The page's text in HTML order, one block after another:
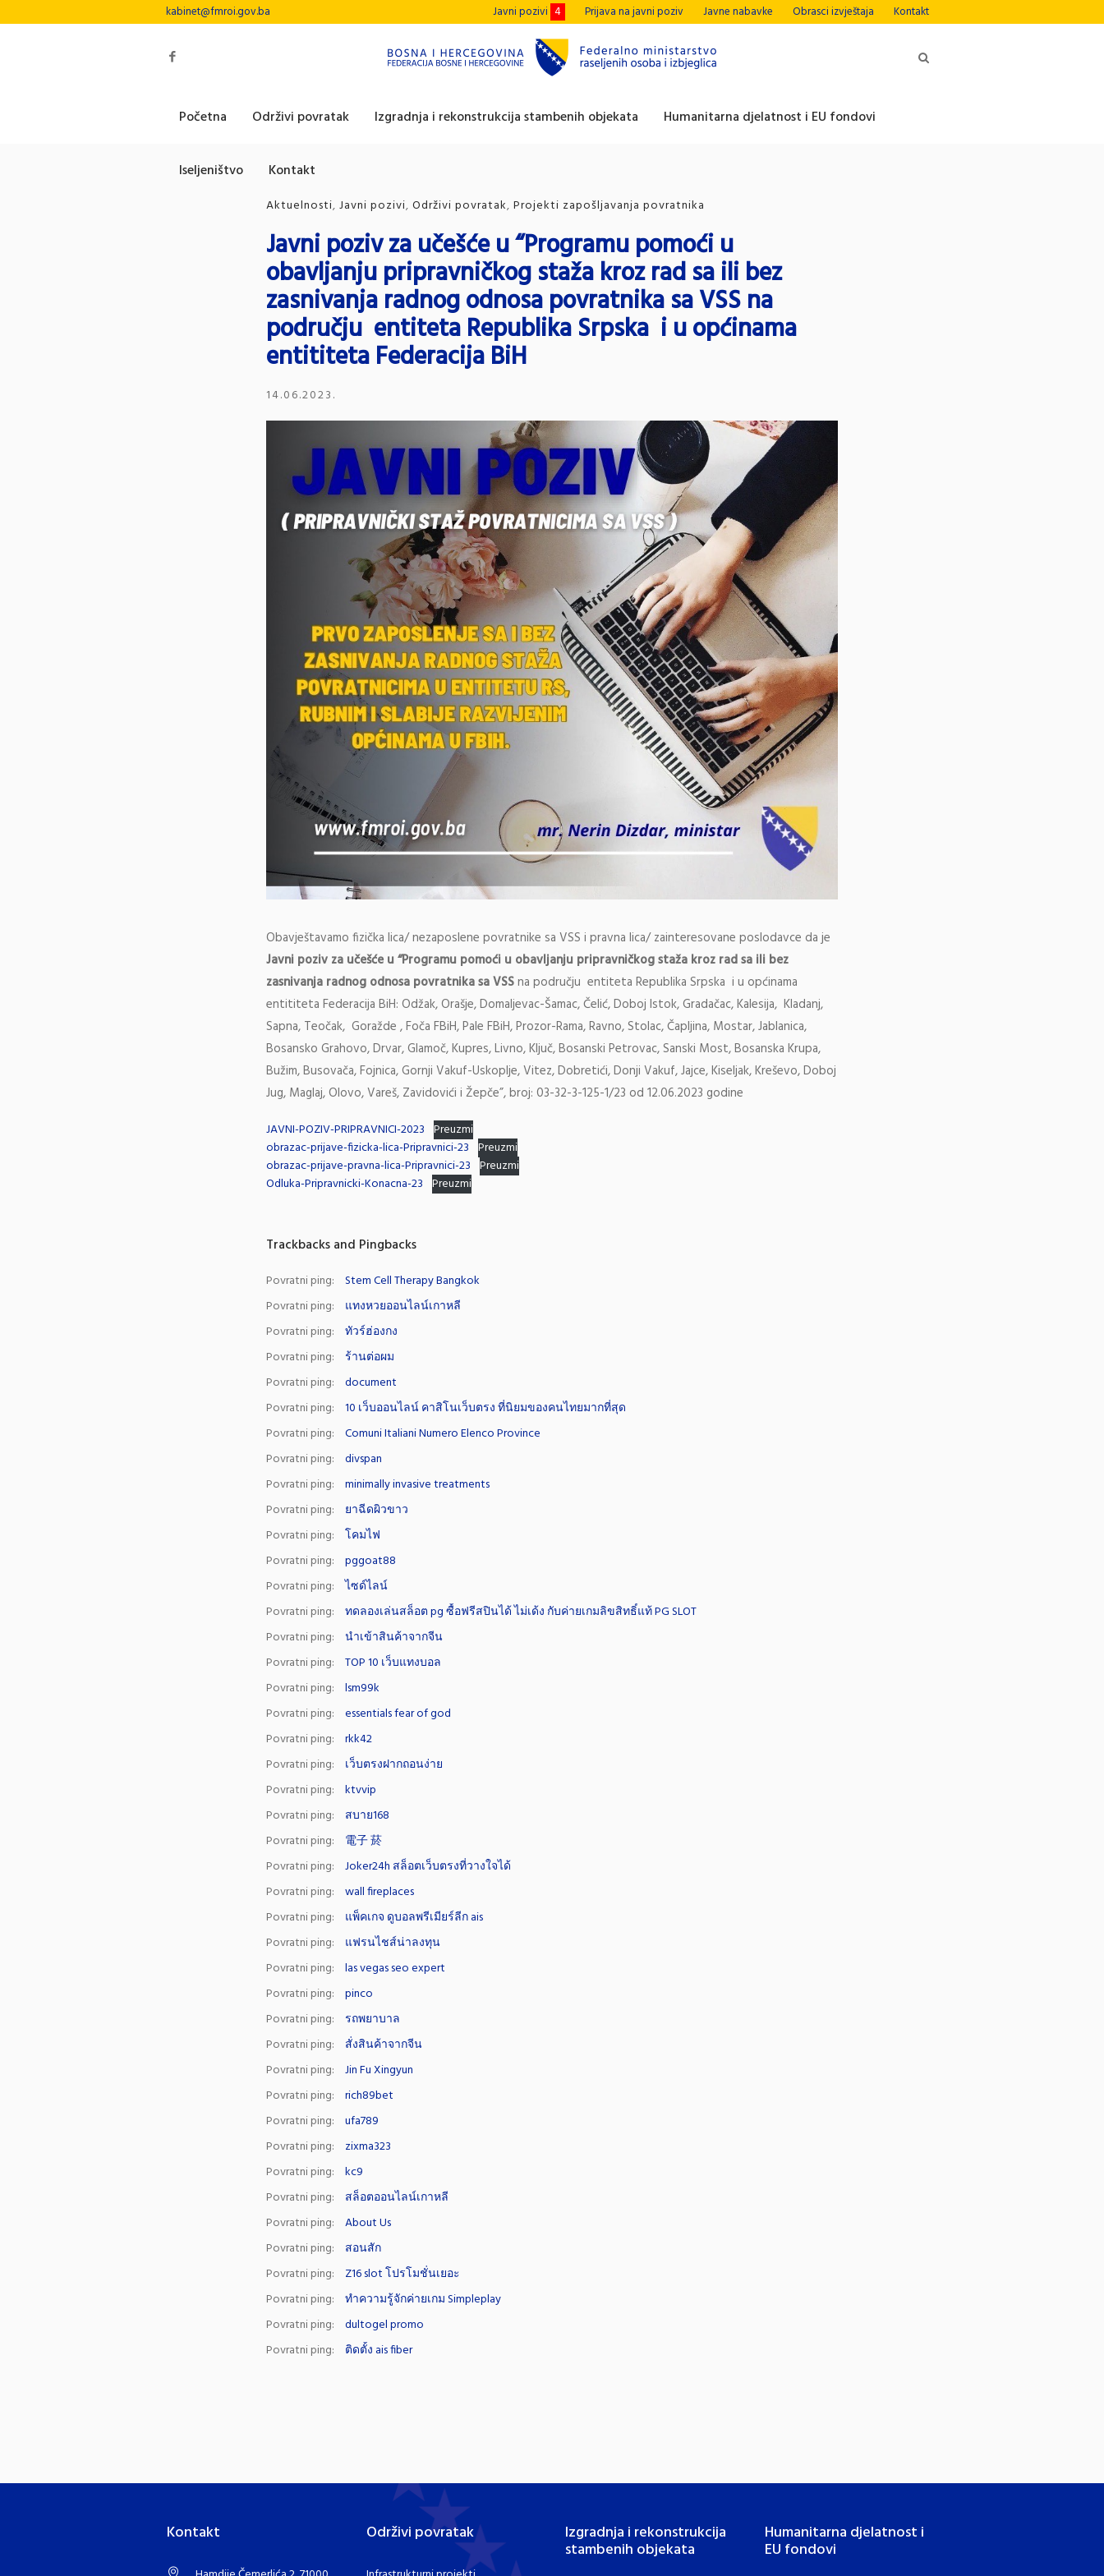
Javni pozivi 4 Prijava na javni poziv Javne nabavke Obrasci izvještaja Kontakt
kabinet@fmroi.gov.ba
Početna Održivi povratak Izgradnja i rekonstrukcija stambenih objekata Humanitarna djelatnost i EU fondovi
Iseljeništvo Kontakt
Aktuelnosti,Javni pozivi,Održivi povratak,Projekti zapošljavanja povratnika
Javni poziv za učešće u “Programu pomoći u
obavljanju pripravničkog staža kroz rad sa ili bez
zasnivanja radnog odnosa povratnika sa VSS na
području entiteta Republika Srpska i u općinama
entititeta Federacija BiH
14.06.2023.
Obavještavamo fizička lica/ nezaposlene povratnike sa VSS i pravna lica/ zainteresovane poslodavce da je
Javni poziv za učešće u “Programu pomoći u obavljanju pripravničkog staža kroz rad sa ili bez
zasnivanja radnog odnosa povratnika sa VSSna području entiteta Republika Srpska i u općinama
entititeta Federacija BiH: Odžak, Orašje, Domaljevac-Šamac, Čelić, Doboj Istok, Gradačac, Kalesija, Kladanj,
Sapna, Teočak, Goražde , Foča FBiH, Pale FBiH, Prozor-Rama, Ravno, Stolac, Čapljina, Mostar, Jablanica,
Bosansko Grahovo, Drvar, Glamoč, Kupres, Livno, Ključ, Bosanski Petrovac, Sanski Most, Bosanska Krupa,
Bužim, Busovača, Fojnica, Gornji Vakuf-Uskoplje, Vitez, Dobretići, Donji Vakuf, Jajce, Kiseljak, Kreševo, Doboj
Jug, Maglaj, Olovo, Vareš, Zavidovići i Žepče”, broj: 03-32-3-125-1/23 od 12.06.2023 godine
JAVNI-POZIV-PRIPRAVNICI-2023 Preuzmi
obrazac-prijave-fizicka-lica-Pripravnici-23 Preuzmi
obrazac-prijave-pravna-lica-Pripravnici-23 Preuzmi
Odluka-Pripravnicki-Konacna-23 Preuzmi
Trackbacks and Pingbacks
Povratni ping:
Stem Cell Therapy Bangkok
Povratni ping:
แทงหวยออนไลน์เกาหลี
Povratni ping:
ทัวร์ฮ่องกง
Povratni ping:
ร้านต่อผม
Povratni ping:
document
Povratni ping:
10 เว็บออนไลน์ คาสิโนเว็บตรง ที่นิยมของคนไทยมากที่สุด
Povratni ping:
Comuni Italiani Numero Elenco Province
Povratni ping:
divspan
Povratni ping:
minimally invasive treatments
Povratni ping:
ยาฉีดผิวขาว
Povratni ping:
โคมไฟ
Povratni ping:
pggoat88
Povratni ping:
ไซด์ไลน์
Povratni ping:
ทดลองเล่นสล็อต pg ซื้อฟรีสปินได้ ไม่เด้ง กับค่ายเกมลิขสิทธิ์แท้ PG SLOT
Povratni ping:
นำเข้าสินค้าจากจีน
Povratni ping:
TOP 10 เว็บแทงบอล
Povratni ping:
lsm99k
Povratni ping:
essentials fear of god
Povratni ping:
rkk42
Povratni ping:
เว็บตรงฝากถอนง่าย
Povratni ping:
ktvvip
Povratni ping:
สบาย168
Povratni ping:
電子 菸
Povratni ping:
Joker24h สล็อตเว็บตรงที่วางใจได้
Povratni ping:
wall fireplaces
Povratni ping:
แพ็คเกจ ดูบอลพรีเมียร์ลีก ais
Povratni ping:
แฟรนไชส์น่าลงทุน
Povratni ping:
las vegas seo expert
Povratni ping:
pinco
Povratni ping:
รถพยาบาล
Povratni ping:
สั่งสินค้าจากจีน
Povratni ping:
Jin Fu Xingyun
Povratni ping:
rich89bet
Povratni ping:
ufa789
Povratni ping:
zixma323
Povratni ping:
kc9
Povratni ping:
สล็อตออนไลน์เกาหลี
Povratni ping:
About Us
Povratni ping:
สอนสัก
Povratni ping:
Z16 slot โปรโมชั่นเยอะ
Povratni ping:
ทำความรู้จักค่ายเกม Simpleplay
Povratni ping:
dultogel promo
Povratni ping:
ติดตั้ง ais fiber
Kontakt Održivi povratak Izgradnja i rekonstrukcija
stambenih objekata
Humanitarna djelatnost i
EU fondovi